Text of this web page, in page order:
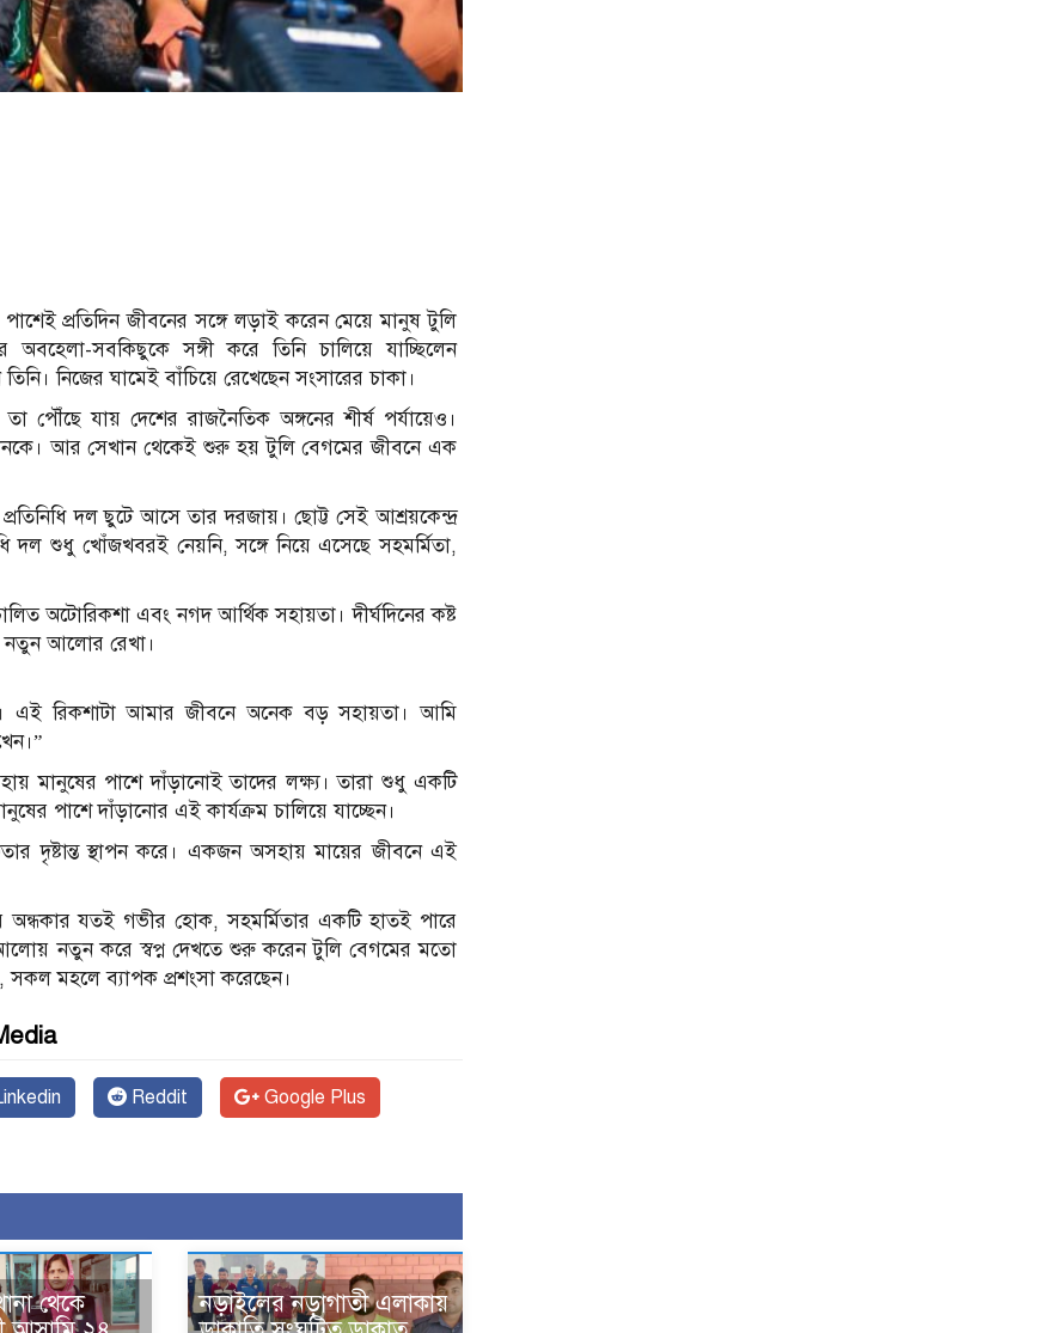
প্রতিদিন জীবনের সঙ্গে লড়াই করেন মেয়ে মানুষ টুলি
সবকিছুকে সঙ্গী করে তিনি চালিয়ে যাচ্ছিলেন
নিজের ঘামেই বাঁচিয়ে রেখেছেন সংসারের চাকা।
পৌঁছে যায় দেশের রাজনৈতিক অঙ্গনের শীর্ষ পর্যায়েও।
আর সেখান থেকেই শুরু হয় টুলি বেগমের জীবনে এক
প্রতিনিধি দল ছুটে আসে তার দরজায়। ছোট্ট সেই আশ্রয়কেন্দ্র
দল শুধু খোঁজখবরই নেয়নি, সঙ্গে নিয়ে এসেছে সহমর্মিতা,
অটোরিকশা এবং নগদ আর্থিক সহায়তা। দীর্ঘদিনের কষ্ট
নতুন আলোর রেখা।
এই রিকশাটা আমার জীবনে অনেক বড় সহায়তা। আমি
মানুষের পাশে দাঁড়ানোই তাদের লক্ষ্য। তারা শুধু একটি
পাশে দাঁড়ানোর এই কার্যক্রম চালিয়ে যাচ্ছেন।
দৃষ্টান্ত স্থাপন করে। একজন অসহায় মায়ের জীবনে এই
যতই গভীর হোক, সহমর্মিতার একটি হাতই পারে
নতুন করে স্বপ্ন দেখতে শুরু করেন টুলি বেগমের মতো
সকল মহলে ব্যাপক প্রশংসা করেছেন।
Reddit Google Plus
থেকে
নড়াইলের নড়াগাতী এলাকায়